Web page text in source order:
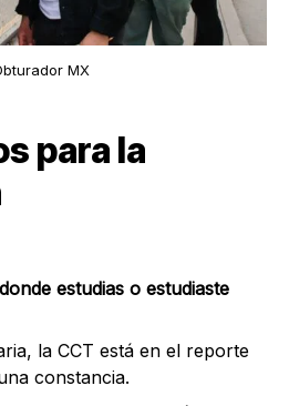
MX
para la
estudias o estudiaste
la CCT está en el reporte
constancia.